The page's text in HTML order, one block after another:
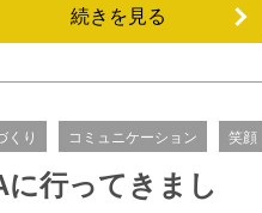
続きを見る
くり コミュニケーション 笑顔
に行ってきまし